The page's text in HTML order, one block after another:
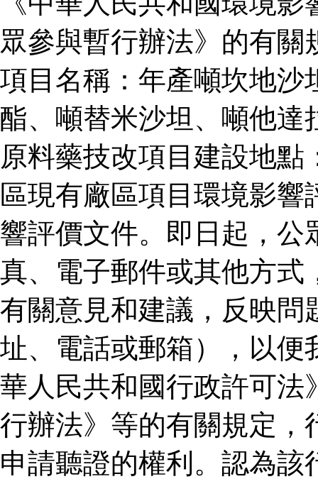
眾參與暫行辦法》的有
項目名稱：年產噸坎地沙
酯、噸替米沙坦、噸他達
原料藥技改項目建設地
區現有廠區項目環境影
響評價文件。即日起，公
真、電子郵件或其他方式
有關意見和建議，反映問
址、電話或郵箱），以便
華人民共和國行政許可法
行辦法》等的有關規定，
申請聽證的權利。認為